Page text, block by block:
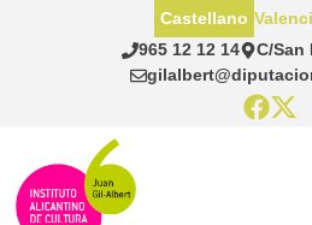
965 12 12 14
C/San
Castellano